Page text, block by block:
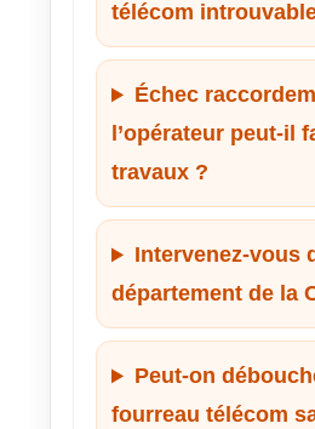
télécom
Échec
l’opérateur peut-il
travaux ?
Intervenez-vous
département de la
Peut-on
fourreau télécom